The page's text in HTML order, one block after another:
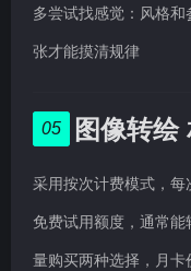
多尝试找感觉：风格
张才能摸清规律
05 图像转绘
采用按次计费模式，
免费试用额度，通常
量购买两种选择，月